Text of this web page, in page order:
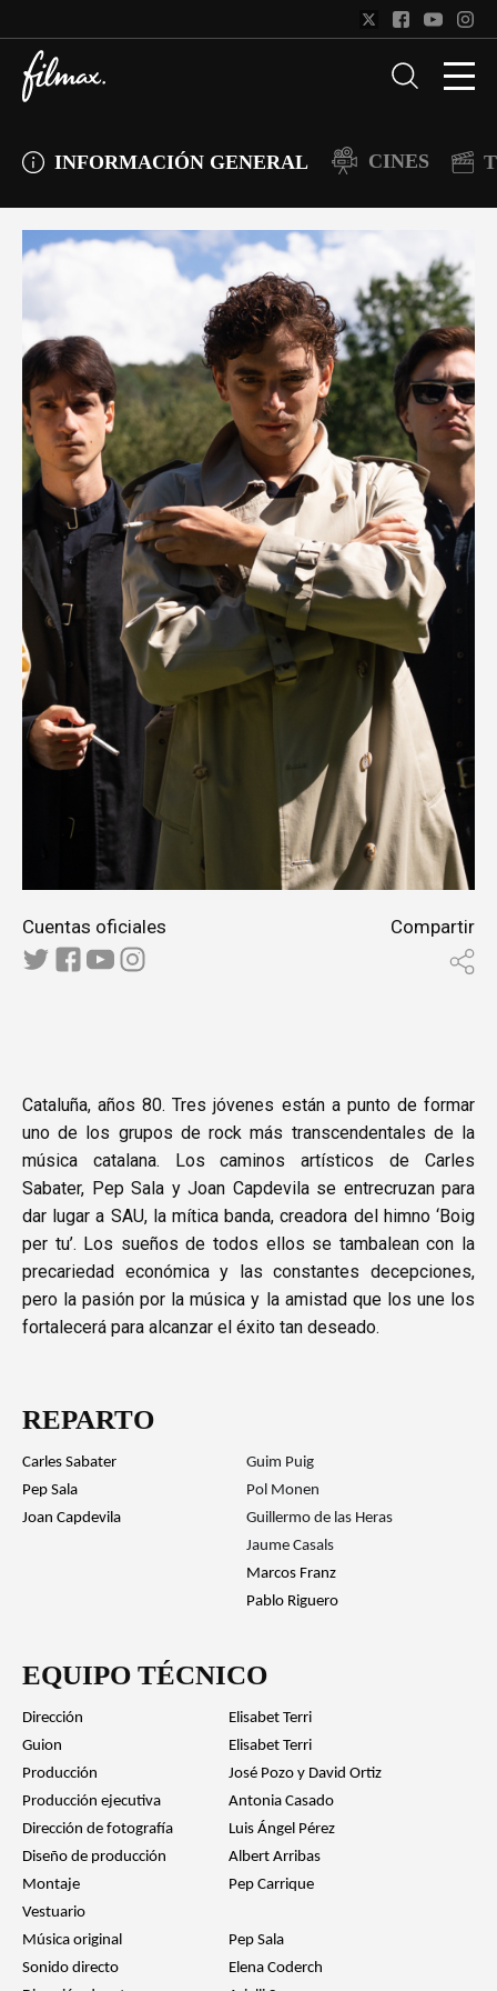
INFORMACIÓN GENERAL CINES
Cuentas oficiales Compartir
Cataluña, años 80. Tres jóvenes están a punto de formar
uno de los grupos de rock más transcendentales de la
música catalana. Los caminos artísticos de Carles
Sabater, Pep Sala y Joan Capdevila se entrecruzan para
dar lugar a SAU, la mítica banda, creadora del himno ‘Boig
per tu’. Los sueños de todos ellos se tambalean con la
precariedad económica y las constantes decepciones,
pero la pasión por la música y la amistad que los une los
fortalecerá para alcanzar el éxito tan deseado.
REPARTO
Carles Sabater
Guim Puig
Pep Sala
Pol Monen
Joan Capdevila
Guillermo de las Heras
Jaume Casals
Marcos Franz
Pablo Riguero
EQUIPO TÉCNICO
Dirección
Elisabet Terri
Guion
Elisabet Terri
Producción
José Pozo y David Ortiz
Producción ejecutiva
Antonia Casado
Dirección de fotografía
Luis Ángel Pérez
Diseño de producción
Albert Arribas
Montaje
Pep Carrique
Vestuario
Música original
Pep Sala
Sonido directo
Elena Coderch